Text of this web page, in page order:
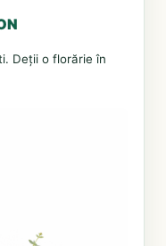
Deții o florărie în